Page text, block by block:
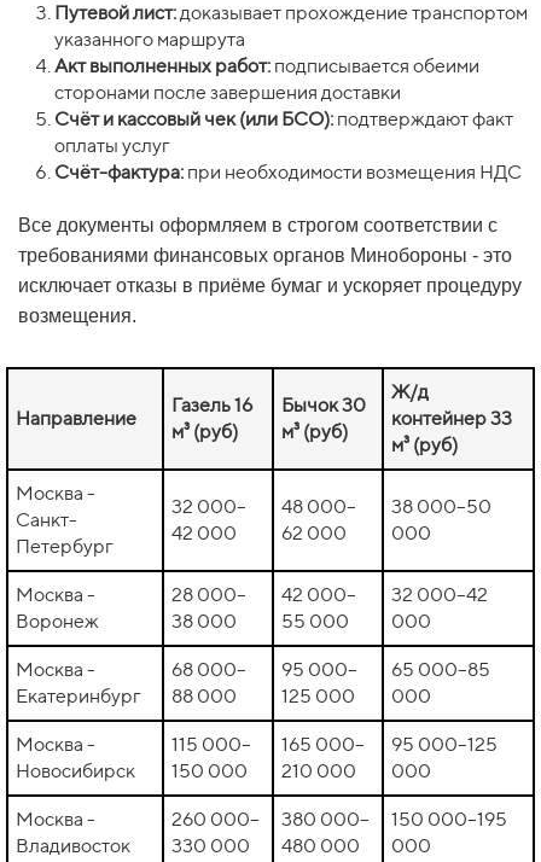
Путевой лист:доказывает прохождение транспортом
указанного маршрута
Акт выполненных работ: подписывается обеими
сторонами после завершения доставки
Счёт и кассовый чек (или БСО): подтверждают факт
оплаты услуг
Счёт-фактура: при необходимости возмещения НДС
Все документы оформляем в строгом соответствии с
требованиями финансовых органов Минобороны - это
исключает отказы в приёме бумаг и ускоряет процедуру
возмещения.
Направление
Газель 16
м³ (руб)
Бычок 30
м³ (руб)
Ж/д
контейнер 33
м³ (руб)
Москва -
Санкт-
Петербург
32 000–
42 000
48 000–
62 000
38 000–50
000
Москва -
Воронеж
28 000–
38 000
42 000–
55 000
32 000–42
000
Москва -
Екатеринбург
68 000–
88 000
95 000–
125 000
65 000–85
000
Москва -
Новосибирск
115 000–
150 000
165 000–
210 000
95 000–125
000
Москва -
Владивосток
260 000–
330 000
380 000–
480 000
150 000–195
000